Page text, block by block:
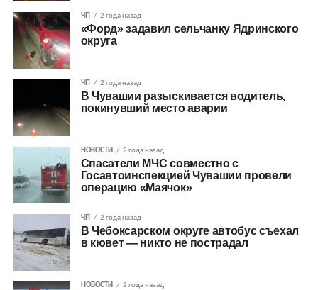
ЧП 2 года назад
«Форд» задавил сельчанку Ядринского
округа
ЧП 2 года назад
В Чувашии разыскивается водитель,
покинувший место аварии
НОВОСТИ 2 года назад
Спасатели МЧС совместно с
Госавтоинспекцией Чувашии провели
операцию «Маячок»
ЧП 2 года назад
В Чебоксарском округе автобус съехал
в кювет — никто не пострадал
НОВОСТИ 2 года назад